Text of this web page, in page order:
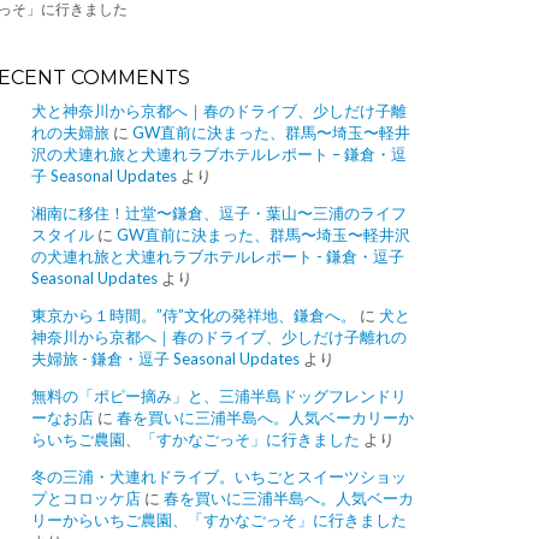
そ」に行きました
COMMENTS
犬と神奈川から京都へ｜春のドライブ、少しだけ子離
れの夫婦旅 に GW直前に決まった、群馬〜埼玉〜軽井
沢の犬連れ旅と犬連れラブホテルレポート – 鎌倉・逗
子 Seasonal Updates より
湘南に移住！辻堂〜鎌倉、逗子・葉山〜三浦のライフ
スタイル に GW直前に決まった、群馬〜埼玉〜軽井沢
の犬連れ旅と犬連れラブホテルレポート - 鎌倉・逗子
Seasonal Updates より
東京から１時間。”侍”文化の発祥地、鎌倉へ。
に 犬と
神奈川から京都へ｜春のドライブ、少しだけ子離れの
夫婦旅 - 鎌倉・逗子 Seasonal Updates より
無料の「ポピー摘み」と、三浦半島ドッグフレンドリ
ーなお店 に 春を買いに三浦半島へ。人気ベーカリーか
らいちご農園、「すかなごっそ」に行きました より
冬の三浦・犬連れドライブ。いちごとスイーツショッ
プとコロッケ店 に 春を買いに三浦半島へ。人気ベーカ
リーからいちご農園、「すかなごっそ」に行きました